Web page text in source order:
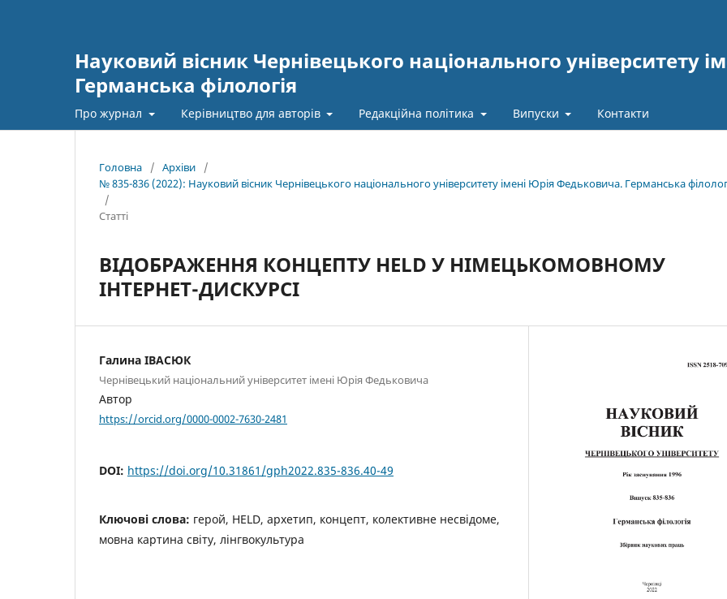
Науковий вісник Чернівецького національного університету
Германська філологія
Про журнал Керівництво для авторів Редакційна політика Випуски Контакти
Головна / Архіви
/
№ 835-836 (2022): Науковий вісник Чернівецького національного університету імені Юрія Федьковича. Германська
/
Статті
ВІДОБРАЖЕННЯ КОНЦЕПТУ HELD У НІМЕЦЬКОМОВНОМУ
ІНТЕРНЕТ-ДИСКУРСІ
Галина ІВАСЮК
Чернівецький національний університет імені Юрія Федьковича
Автор
https://orcid.org/0000-0002-7630-2481
DOI: https://doi.org/10.31861/gph2022.835-836.40-49
Ключові слова: герой, HELD, архетип, концепт, колективне несвідоме,
мовна картина світу, лінгвокультура